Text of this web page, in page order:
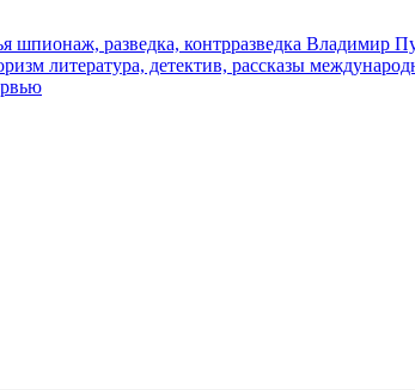
шпионаж, разведка, контрразведка Владимир
литература, детектив, рассказы